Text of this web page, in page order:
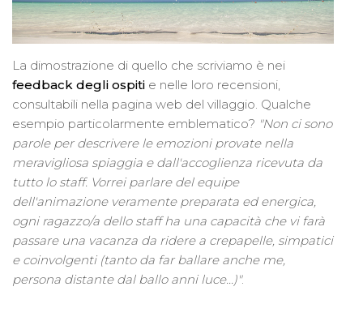
La dimostrazione di quello che scriviamo è nei
feedback degli ospiti e nelle loro recensioni,
consultabili nella pagina web del villaggio. Qualche
esempio particolarmente emblematico? "Non ci sono
parole per descrivere le emozioni provate nella
meravigliosa spiaggia e dall'accoglienza ricevuta da
tutto lo staff. Vorrei parlare del equipe
dell'animazione veramente preparata ed energica,
ogni ragazzo/a dello staff ha una capacità che vi farà
passare una vacanza da ridere a crepapelle, simpatici
e coinvolgenti (tanto da far ballare anche me,
persona distante dal ballo anni luce...)".